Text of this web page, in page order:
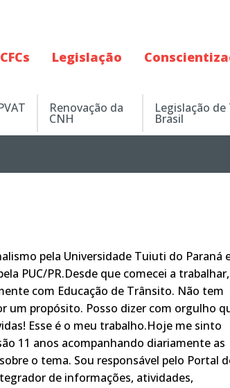
CFCs Legislação
Renovação da
CNH
Legislação
Brasil
pela Universidade Tuiuti do Paraná
PUC/PR.Desde que comecei a trabalhar,
com Educação de Trânsito. Não tem
um propósito. Posso dizer com orgulho
Esse é o meu trabalho.Hoje me sinto
11 anos acompanhando diariamente as
o tema. Sou responsável pelo Portal
de informações, atividades,